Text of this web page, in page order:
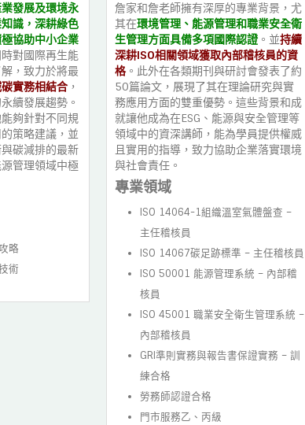
發展及環境永
識，深耕綠色
協助中小企業
對國際再生能
，致力於將最
實務相結合 ，
續發展趨勢。
夠針對不同規
策略建議，並
碳減排的最新
管理領域中極
略
術
詹家和詹老師擁有深厚的專業背景，尤
其在環境管理、能源管理和職業安全衛
生管理方面具備多項國際認證。並持續
深耕ISO相關領域獲取內部稽核員的資
格。此外在各類期刊與研討會發表了約
50篇論文，展現了其在理論研究與實
務應用方面的雙重優勢。這些背景和成
就讓他成為在ESG、能源與安全管理等
領域中的資深講師，能為學員提供權威
且實用的指導，致力協助企業落實環境
與社會責任。
專業領域
ISO 14064-1組織溫室氣體盤查 –
主任稽核員
ISO 14067碳足跡標準 – 主任稽核員
ISO 50001 能源管理系統 – 內部稽
核員
ISO 45001 職業安全衛生管理系統 –
內部稽核員
GRI準則實務與報告書保證實務 – 訓
練合格
勞務師認證合格
門市服務乙、丙級